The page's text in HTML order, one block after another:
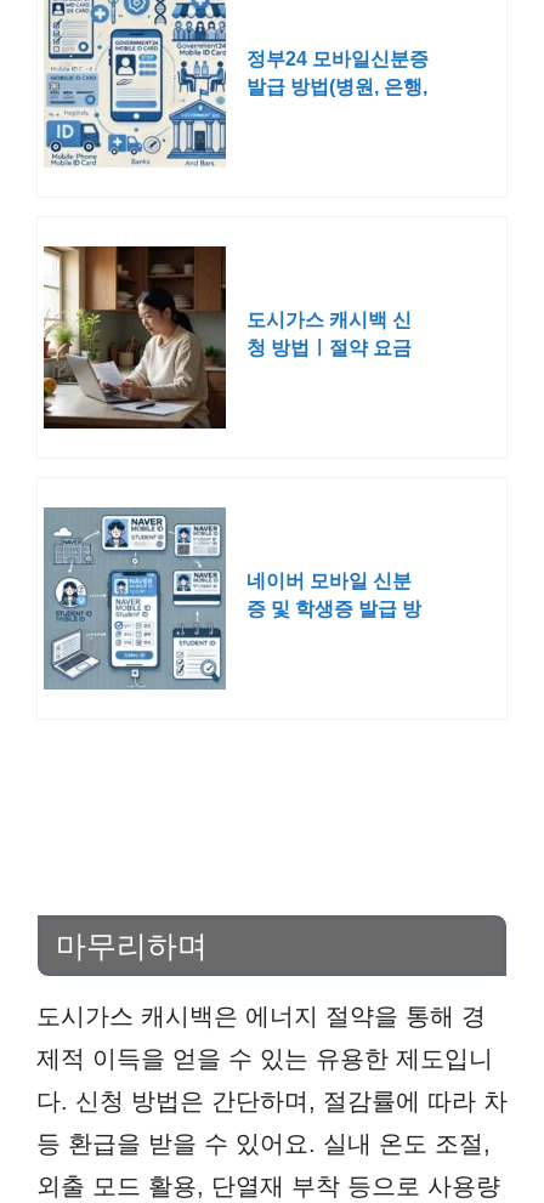
정부24 모바일신분증
발급 방법(병원, 은행,
도시가스 캐시백 신
청 방법ㅣ절약 요금
네이버 모바일 신분
증 및 학생증 발급 방
마무리하며
도시가스 캐시백은 에너지 절약을 통해 경
제적 이득을 얻을 수 있는 유용한 제도입니
다. 신청 방법은 간단하며, 절감률에 따라 차
등 환급을 받을 수 있어요. 실내 온도 조절,
외출 모드 활용, 단열재 부착 등으로 사용량